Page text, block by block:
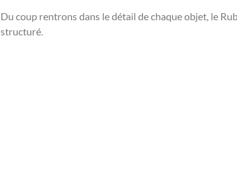
Du coup rentrons dans le détail de chaque objet, le
structuré.